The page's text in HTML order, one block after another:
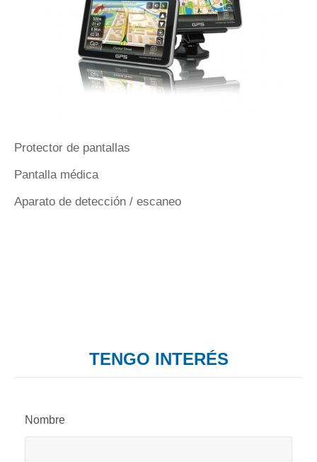
Protector de pantallas
Pantalla médica
Aparato de detección / escaneo
TENGO INTERÉS
Nombre